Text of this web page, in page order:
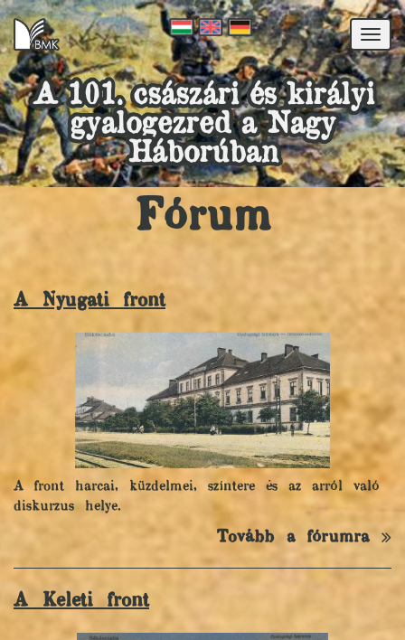
A 101. császári és királyi
gyalogezred a Nagy
Háborúban
Fórum
A Nyugati front
A front harcai, küzdelmei, színtere és az arról való
diskurzus helye.
Tovább a fórumra
A Keleti front